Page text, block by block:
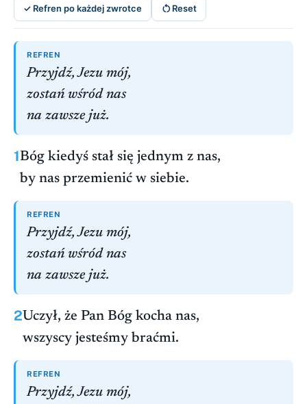
✓ Refren po każdej zwrotce Reset
REFREN
Przyjdź, Jezu mój,
zostań wśród nas
na zawsze już.
1Bóg kiedyś stał się jednym z nas,
by nas przemienić w siebie.
REFREN
Przyjdź, Jezu mój,
zostań wśród nas
na zawsze już.
2Uczył, że Pan Bóg kocha nas,
wszyscy jesteśmy braćmi.
REFREN
Przyjdź, Jezu mój,